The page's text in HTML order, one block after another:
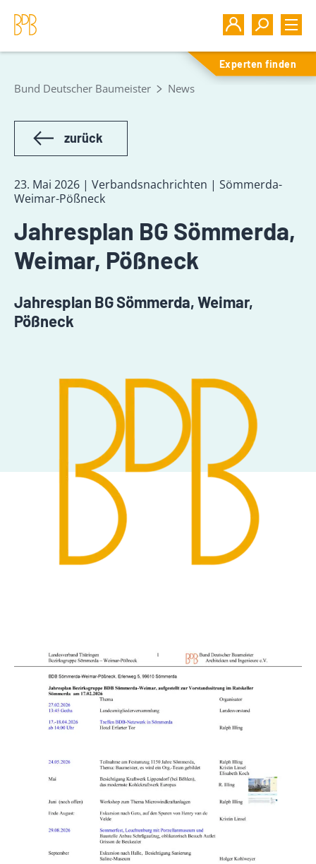
Experten finden
Bund Deutscher Baumeister News
zurück
23. Mai 2026 | Verbandsnachrichten | Sömmerda-
Weimar-Pößneck
Jahresplan BG Sömmerda,
Weimar, Pößneck
Jahresplan BG Sömmerda, Weimar,
Pößneck